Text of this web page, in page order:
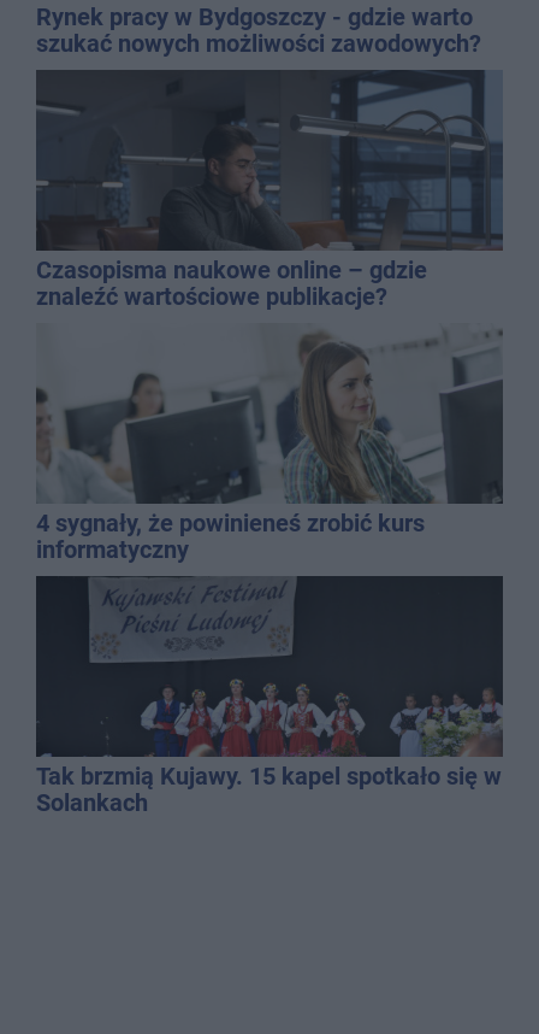
Rynek pracy w Bydgoszczy - gdzie warto
szukać nowych możliwości zawodowych?
Czasopisma naukowe online – gdzie
znaleźć wartościowe publikacje?
4 sygnały, że powinieneś zrobić kurs
informatyczny
Tak brzmią Kujawy. 15 kapel spotkało się w
Solankach